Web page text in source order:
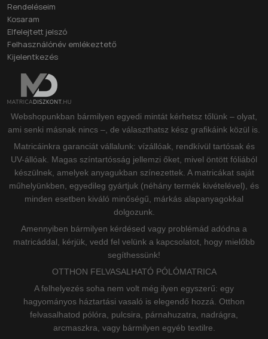
Rendeléseim
Kosaram
Elfelejtett jelszó
Felhasználónév emlékeztető
Kijelentkezés
Webshopunkban bármilyen egyedi mintát kérhetsz tőlünk – olyat,
ami senki másnak nincs –, de választhatsz kész grafikáink közül is.
Matricáinkra garanciát vállalunk: vízállóak, rendkívül tartósak és
UV-állóak. Magas színtartósság jellemzi őket, mivel öntött fóliából
készülnek, amelyek anyagukban színezettek. A matricákat saját
műhelyünkben, egyedileg gyártjuk (néhány termék kivételével), és
minden esetben kiváló minőségű, márkás alapanyagokkal
dolgozunk.
Amennyiben bármilyen kérdésed vagy problémád adódna a
matricáddal, kérjük, vedd fel velünk a kapcsolatot, hogy mielőbb
segíthessünk!
OTTHON FELVASALHATÓ PÓLÓMATRICA
A felhelyezés soha nem volt még ilyen egyszerű: egy
hagyományos háztartási vasaló is elegendő hozzá. Otthon
felvasalhatod pólóra, pulcsira, párnahuzatra, nadrágra,
arcmaszkra, vagy bármilyen egyéb textilre.